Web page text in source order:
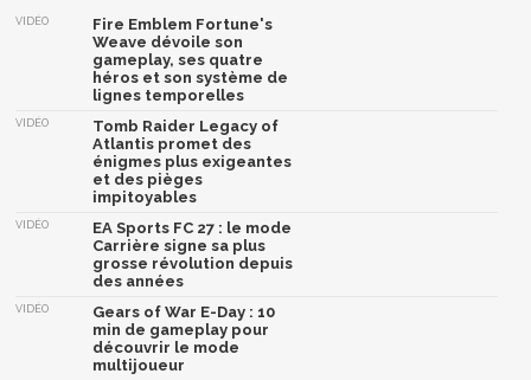
VIDÉO
Fire Emblem Fortune's
Weave dévoile son
gameplay, ses quatre
héros et son système de
lignes temporelles
VIDÉO
Tomb Raider Legacy of
Atlantis promet des
énigmes plus exigeantes
et des pièges
impitoyables
VIDÉO
EA Sports FC 27 : le mode
Carrière signe sa plus
grosse révolution depuis
des années
VIDÉO
Gears of War E-Day : 10
min de gameplay pour
découvrir le mode
multijoueur